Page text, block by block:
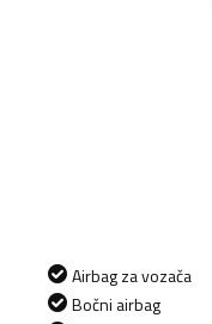
Airbag za vozača
Bočni airbag